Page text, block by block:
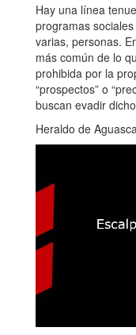
Hay una línea
programas
varias, personas.
más común de lo
prohibida por la
“prospectos” o
buscan evadir
Heraldo de